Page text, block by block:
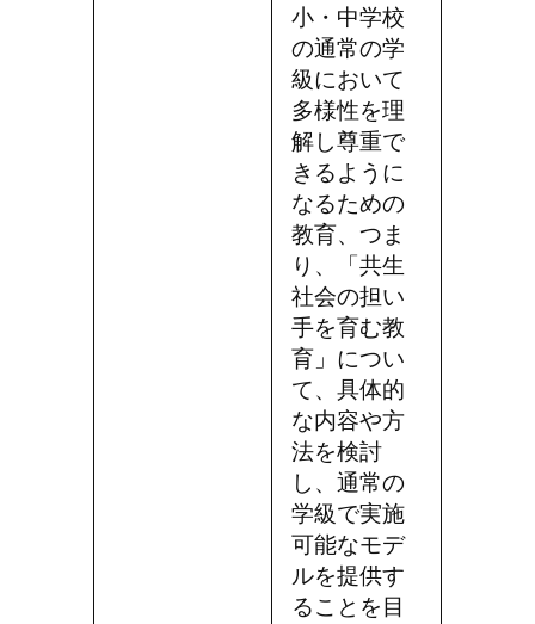
小・中学校
の通常の学
級において
多様性を理
解し尊重で
きるように
なるための
教育、つま
り、「共生
社会の担い
手を育む教
育」につい
て、具体的
な内容や方
法を検討
し、通常の
学級で実施
可能なモデ
ルを提供す
ることを目